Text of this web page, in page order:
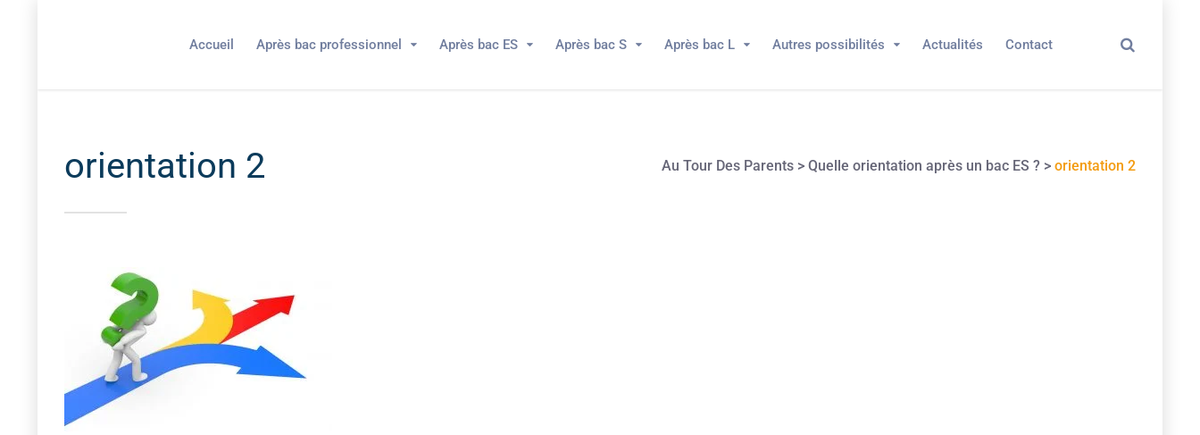
Accueil Après bac professionnel Après bac ES Après bac S Après bac L Autres possibilités Actualités Contact
orientation 2 Au Tour Des Parents > Quelle orientation après un bac ES ? > orientation 2